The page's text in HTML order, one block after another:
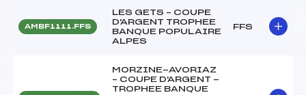
AMBF1111.FFS
LES GETS – COUPE
D'ARGENT TROPHEE
BANQUE POPULAIRE
ALPES
FFS
MORZINE-AVORIAZ
– COUPE D'ARGENT -
TROPHEE BANQUE